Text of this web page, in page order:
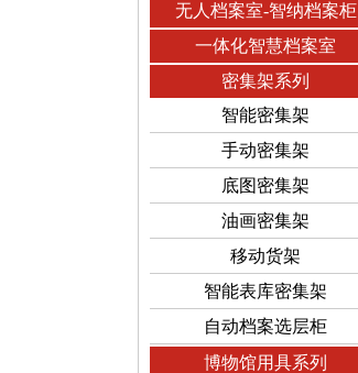
无人档案室-智纳档案柜
一体化智慧档案室
密集架系列
智能密集架
手动密集架
底图密集架
油画密集架
移动货架
智能表库密集架
自动档案选层柜
博物馆用具系列